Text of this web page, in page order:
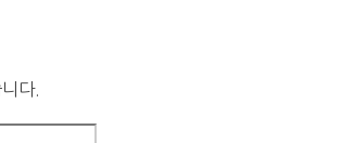
다.